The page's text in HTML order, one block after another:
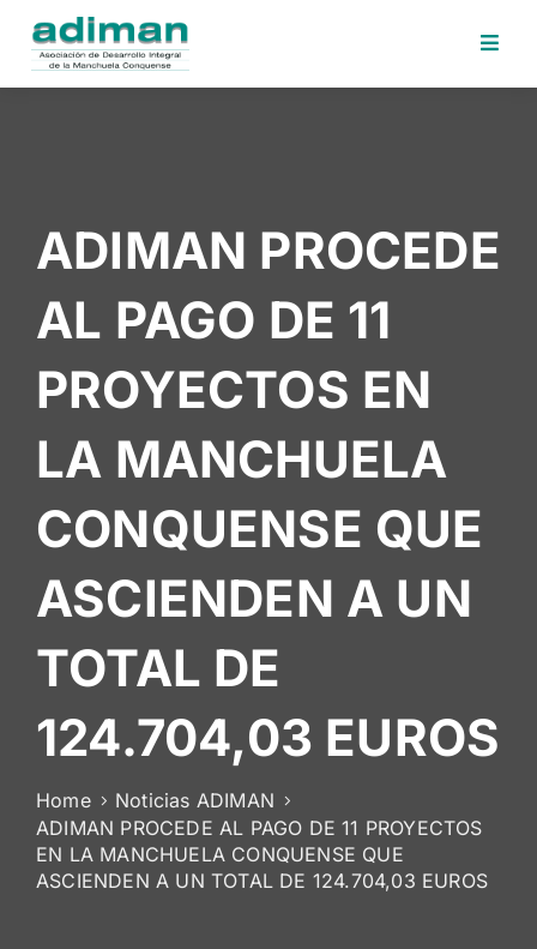
Desafios
Electrónica
Contratante
Noticias
Contacto
Area
Socios
ADIMAN PROCEDE
AL PAGO DE 11
PROYECTOS EN
LA MANCHUELA
CONQUENSE QUE
ASCIENDEN A UN
TOTAL DE
124.704,03 EUROS
Home
Noticias ADIMAN
ADIMAN PROCEDE AL PAGO DE 11 PROYECTOS
EN LA MANCHUELA CONQUENSE QUE
ASCIENDEN A UN TOTAL DE 124.704,03 EUROS